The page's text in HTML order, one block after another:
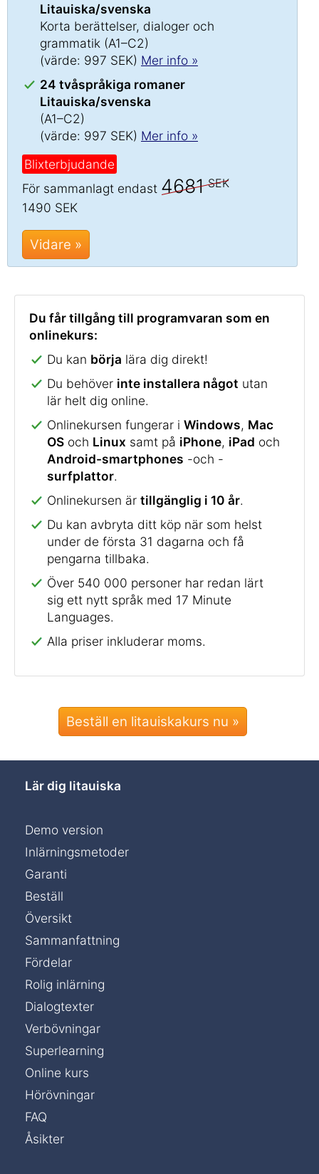
Litauiska/svenska
Korta berättelser, dialoger och
grammatik (A1–C2)
(värde: 997 SEK) Mer info »
24 tvåspråkiga romaner
Litauiska/svenska
(A1–C2)
(värde: 997 SEK) Mer info »
Blixterbjudande
För sammanlagt endast 4681SEK
1490 SEK
Vidare »
Du får tillgång till programvaran som en
onlinekurs:
Du kan börja lära dig direkt!
Du behöver inte installera något utan
lär helt dig online.
Onlinekursen fungerar i Windows, Mac
OS och Linux samt på iPhone, iPad och
Android-smartphones -och -
surfplattor.
Onlinekursen är tillgänglig i 10 år.
Du kan avbryta ditt köp när som helst
under de första 31 dagarna och få
pengarna tillbaka.
Över 540 000 personer har redan lärt
sig ett nytt språk med 17 Minute
Languages.
Alla priser inkluderar moms.
Beställ en litauiskakurs nu »
Lär dig litauiska
Demo version
Inlärningsmetoder
Garanti
Beställ
Översikt
Sammanfattning
Fördelar
Rolig inlärning
Dialogtexter
Verbövningar
Superlearning
Online kurs
Hörövningar
FAQ
Åsikter